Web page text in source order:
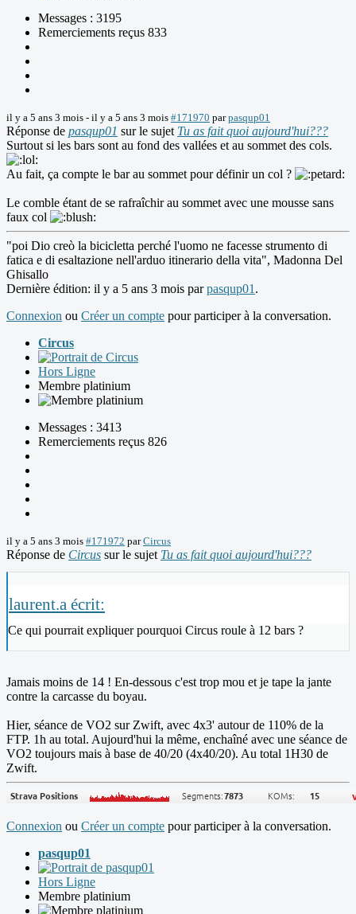
Messages : 3195
Remerciements reçus 833
il y a 5 ans 3 mois - il y a 5 ans 3 mois #171970 parpasqup01
Réponse de pasqup01 sur le sujet Tu as fait quoi aujourd'hui???
Surtout si les bars sont au fond des vallées et au sommet des cols.
Au fait, ça compte le bar au sommet pour définir un col ?
Le comble étant de se rafraîchir au sommet avec une mousse sans
faux col
"poi Dio creò la bicicletta perché l'uomo ne facesse strumento di
fatica e di esaltazione nell'arduo itinerario della vita", Madonna Del
Ghisallo
Dernière édition: il y a 5 ans 3 mois parpasqup01 .
Connexion ou Créer un compte pour participer à la conversation.
Circus
Hors Ligne
Membre platinium
Messages : 3413
Remerciements reçus 826
il y a 5 ans 3 mois #171972 parCircus
Réponse de Circus sur le sujet Tu as fait quoi aujourd'hui???
laurent.a écrit:
Ce qui pourrait expliquer pourquoi Circus roule à 12 bars ?
Jamais moins de 14 ! En-dessous c'est trop mou et je tape la jante
contre la carcasse du boyau.
Hier, séance de VO2 sur Zwift, avec 4x3' autour de 110% de la
FTP. 1h au total. Aujourd'hui la même, enchaîné avec une séance de
VO2 toujours mais à base de 40/20 (4x40/20). Au total 1H30 de
Zwift.
Connexion ou Créer un compte pour participer à la conversation.
pasqup01
Hors Ligne
Membre platinium